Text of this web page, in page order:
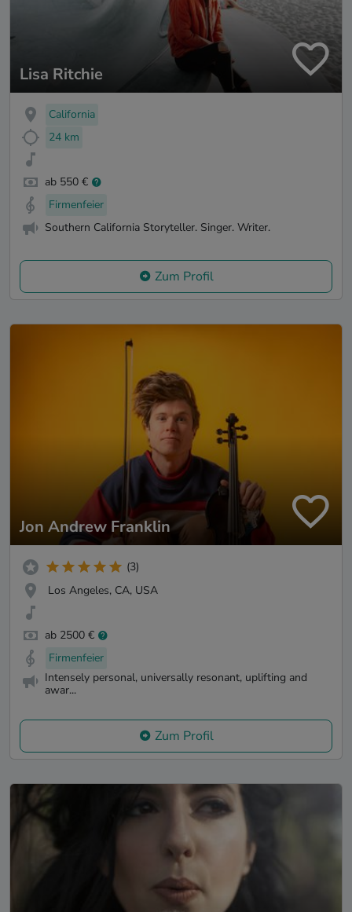
Lisa Ritchie
California
24 km
ab 550 €
Firmenfeier
Southern California Storyteller. Singer. Writer.
Zum Profil
Jon Andrew Franklin
(3)
Los Angeles, CA, USA
ab 2500 €
Firmenfeier
Intensely personal, universally resonant, uplifting and
awar...
Zum Profil